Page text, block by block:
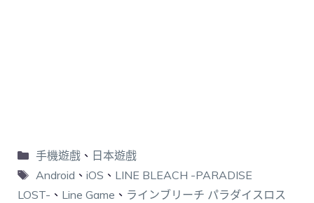
手機遊戲、 日本遊戲
Android 、 iOS 、 LINE BLEACH -PARADISE
LOST- 、 Line Game 、 ラインブリーチ パラダイスロス